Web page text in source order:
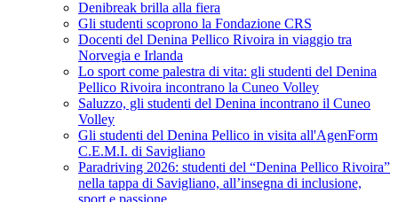
Denibreak brilla alla fiera
Gli studenti scoprono la Fondazione CRS
Docenti del Denina Pellico Rivoira in viaggio tra
Norvegia e Irlanda
Lo sport come palestra di vita: gli studenti del Denina
Pellico Rivoira incontrano la Cuneo Volley
Saluzzo, gli studenti del Denina incontrano il Cuneo
Volley
Gli studenti del Denina Pellico in visita all'AgenForm
C.E.M.I. di Savigliano
Paradriving 2026: studenti del “Denina Pellico Rivoira”
nella tappa di Savigliano, all’insegna di inclusione,